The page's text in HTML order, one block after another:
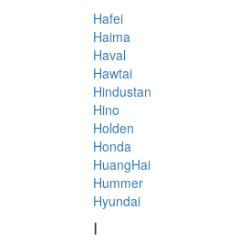
Hafei
Haima
Haval
Hawtai
Hindustan
Hino
Holden
Honda
HuangHai
Hummer
Hyundai
I